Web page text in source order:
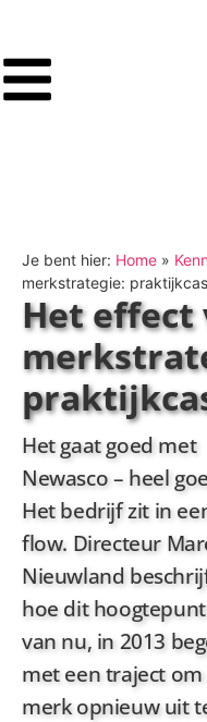
Je bent hier: Home »
merkstrategie:
Het effect
Het gaat goed met
Newasco – heel
Het bedrijf zit in
flow. Directeur
Nieuwland
hoe dit hoogtepunt
van nu, in 2013
met een traject
merk opnieuw uit